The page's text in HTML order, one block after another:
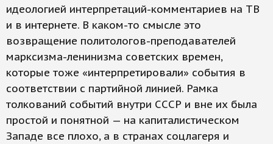
идеологией интерпретаций-комментариев на ТВ
и в интернете. В каком-то смысле это
возвращение политологов-преподавателей
марксизма-ленинизма советских времен,
которые тоже «интерпретировали» события в
соответствии с партийной линией. Рамка
толкований событий внутри СССР и вне их была
простой и понятной — на капиталистическом
Западе все плохо, а в странах соцлагеря и